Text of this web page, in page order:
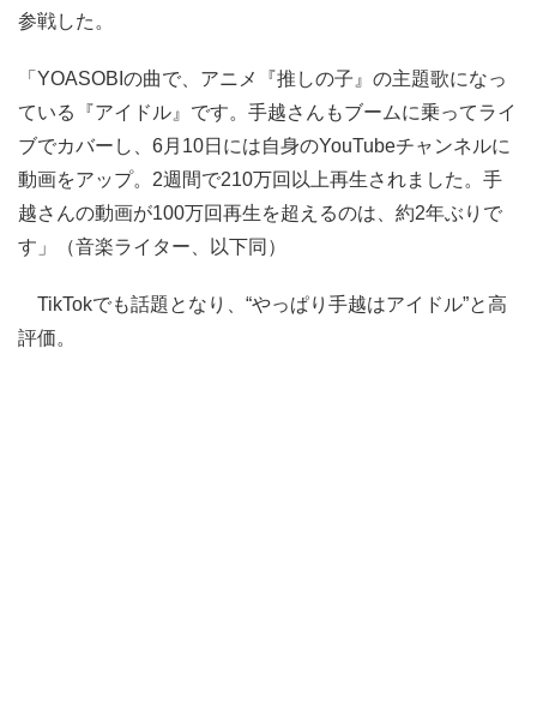
参戦した。
「YOASOBIの曲で、アニメ『推しの子』の主題歌になっ
ている『アイドル』です。手越さんもブームに乗ってライ
ブでカバーし、6月10日には自身のYouTubeチャンネルに
動画をアップ。2週間で210万回以上再生されました。手
越さんの動画が100万回再生を超えるのは、約2年ぶりで
す」（音楽ライター、以下同）
TikTokでも話題となり、“やっぱり手越はアイドル”と高
評価。